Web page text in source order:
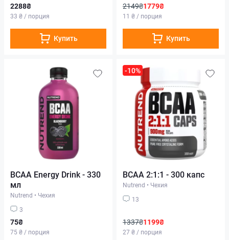
2288₴
33 ₴ / порция
Купить
2149₴1779₴
11 ₴ / порция
Купить
BCAA Energy Drink - 330
мл
Nutrend • Чехия
3
75₴
75 ₴ / порция
-10%
BCAA 2:1:1 - 300 капс
Nutrend • Чехия
13
1337₴1199₴
27 ₴ / порция